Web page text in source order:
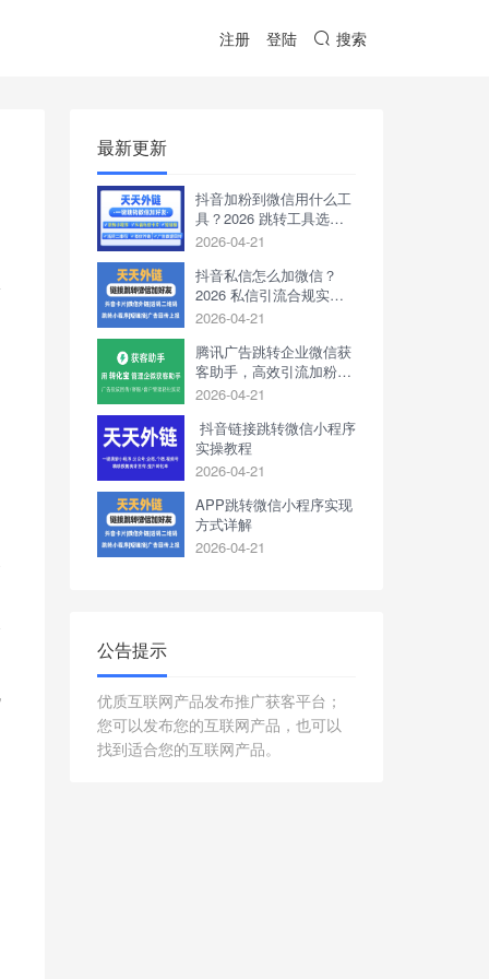
注册 登陆 搜索
最新更新
抖音加粉到微信用什么工
具？2026 跳转工具选择
参考
2026-04-21
抖音私信怎么加微信？
2026 私信引流合规实操
方法讲解
2026-04-21
腾讯广告跳转企业微信获
客助手，高效引流加粉新
利器
2026-04-21
抖音链接跳转微信小程序
实操教程
2026-04-21
APP跳转微信小程序实现
方式详解
2026-04-21
公告提示
优质互联网产品发布推广获客平台；
您可以发布您的互联网产品，也可以
找到适合您的互联网产品。